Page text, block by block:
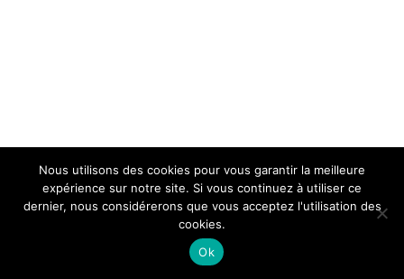
Nous utilisons des cookies pour vous garantir la meilleure
expérience sur notre site. Si vous continuez à utiliser ce
dernier, nous considérerons que vous acceptez l'utilisation des
cookies.
Ok